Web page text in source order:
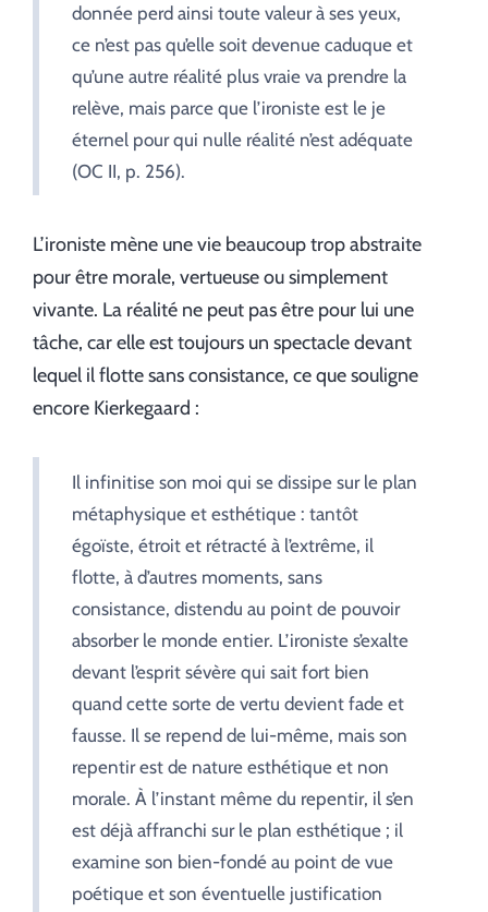
donnée perd ainsi toute valeur à ses yeux,
ce n’est pas qu’elle soit devenue caduque et
qu’une autre réalité plus vraie va prendre la
relève, mais parce que l’ironiste est le je
éternel pour qui nulle réalité n’est adéquate
(OC II, p. 256).
L’ironiste mène une vie beaucoup trop abstraite
pour être morale, vertueuse ou simplement
vivante. La réalité ne peut pas être pour lui une
tâche, car elle est toujours un spectacle devant
lequel il flotte sans consistance, ce que souligne
encore Kierkegaard :
Il infinitise son moi qui se dissipe sur le plan
métaphysique et esthétique : tantôt
égoïste, étroit et rétracté à l’extrême, il
flotte, à d’autres moments, sans
consistance, distendu au point de pouvoir
absorber le monde entier. L’ironiste s’exalte
devant l’esprit sévère qui sait fort bien
quand cette sorte de vertu devient fade et
fausse. Il se repend de lui-même, mais son
repentir est de nature esthétique et non
morale. À l’instant même du repentir, il s’en
est déjà affranchi sur le plan esthétique ; il
examine son bien-fondé au point de vue
poétique et son éventuelle justification